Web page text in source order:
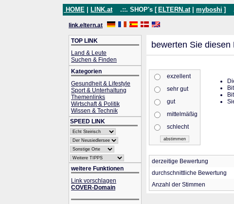
HOME LINK.at .::. SHOP's [ ELTERN.at myboshi ]
link.eltern.at
TOP LINK
Land & Leute
Suchen & Finden
Kategorien
Gesundheit & Lifestyle
Sport & Unterhaltung
Themenlinks
Wirtschaft & Politik
Wissen & Technik
SPEED LINK
weitere Funktionen
Link vorschlagen
COVER-Domain
bewerten Sie diesen
exzellent
sehr gut
gut
mittelmäßig
schlecht
derzeitige Bewertung
durchschnittliche Bewertung
Anzahl der Stimmen